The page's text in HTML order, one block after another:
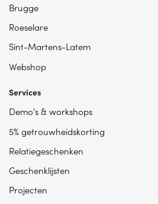
Brugge
Roeselare
Sint-Martens-Latem
Webshop
Services
Demo's & workshops
5% getrouwheidskorting
Relatiegeschenken
Geschenklijsten
Projecten